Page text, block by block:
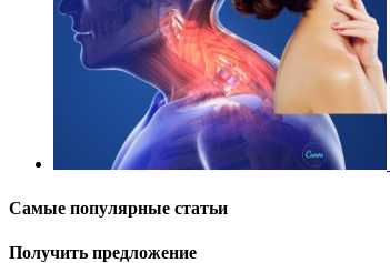
Самые популярные статьи
Получить предложение